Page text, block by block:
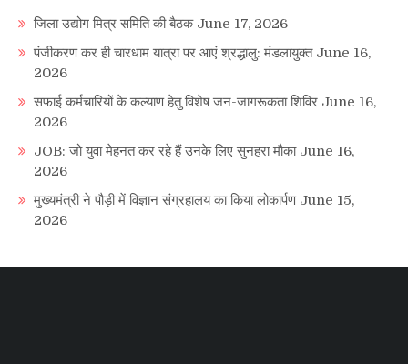
जिला उद्योग मित्र समिति की बैठक June 17, 2026
पंजीकरण कर ही चारधाम यात्रा पर आएं श्रद्धालु: मंडलायुक्त June 16,
2026
सफाई कर्मचारियों के कल्याण हेतु विशेष जन-जागरूकता शिविर June 16,
2026
JOB: जो युवा मेहनत कर रहे हैं उनके लिए सुनहरा मौका June 16,
2026
मुख्यमंत्री ने पौड़ी में विज्ञान संग्रहालय का किया लोकार्पण June 15,
2026